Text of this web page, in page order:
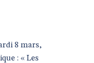
8 mars,
: « Les